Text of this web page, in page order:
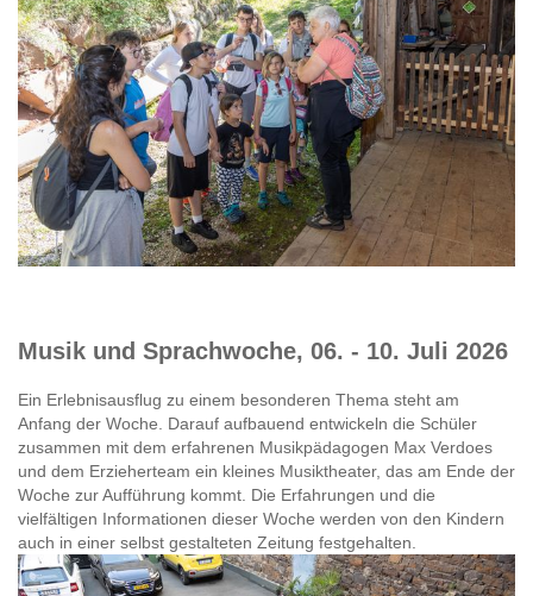
Musik und Sprachwoche, 06. - 10. Juli 2026
Ein Erlebnisausflug zu einem besonderen Thema steht am
Anfang der Woche. Darauf aufbauend entwickeln die Schüler
zusammen mit dem erfahrenen Musikpädagogen Max Verdoes
und dem Erzieherteam ein kleines Musiktheater, das am Ende der
Woche zur Aufführung kommt. Die Erfahrungen und die
vielfältigen Informationen dieser Woche werden von den Kindern
auch in einer selbst gestalteten Zeitung festgehalten.